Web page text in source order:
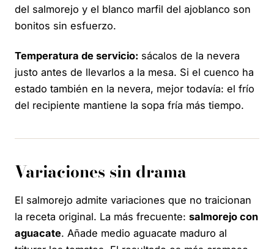
del salmorejo y el blanco marfil del ajoblanco son
bonitos sin esfuerzo.
Temperatura de servicio: sácalos de la nevera
justo antes de llevarlos a la mesa. Si el cuenco ha
estado también en la nevera, mejor todavía: el frío
del recipiente mantiene la sopa fría más tiempo.
Variaciones sin drama
El salmorejo admite variaciones que no traicionan
la receta original. La más frecuente: salmorejo con
aguacate. Añade medio aguacate maduro al